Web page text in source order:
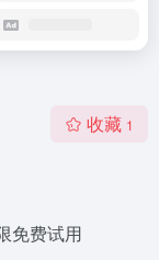
收藏 1
免费试用